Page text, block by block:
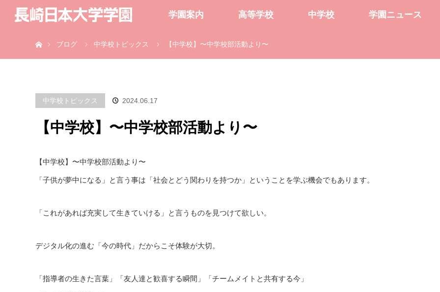
学園案内 高等学校 中学校 学園ニュース
ブログ
中学校トピックス 【中学校】〜中学校部活動より〜
中学校トピックス 2024.06.17
【中学校】〜中学校部活動より〜
【中学校】〜中学校部活動より〜
「子供が夢中になる」と言う事は「社会とどう関わりを持つか」ということを学ぶ機会でもあります。
「これがあれば充実して生きていける」と言うものを見つけて欲しい。
デジタル化の進む「今の時代」だからこそ体験が大切。
「指導者の生きた言葉」「友人達と歓喜する瞬間」「チームメイトと共有する今」